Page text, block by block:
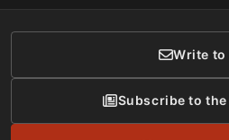
Donor Care
Write to
Subscribe to